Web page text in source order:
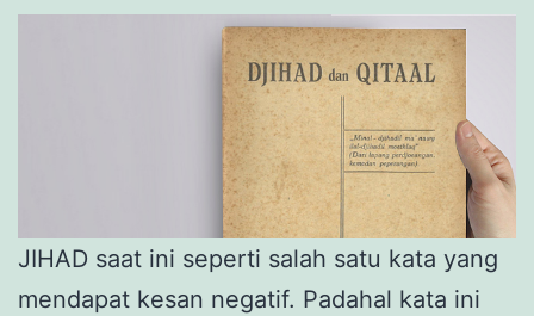
JIHAD saat ini seperti salah satu kata yang
mendapat kesan negatif. Padahal kata ini